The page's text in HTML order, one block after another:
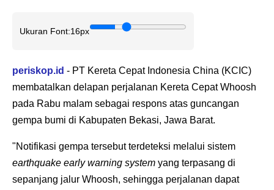
Ukuran Font:16px
periskop.id - PT Kereta Cepat Indonesia China (KCIC)
membatalkan delapan perjalanan Kereta Cepat Whoosh
pada Rabu malam sebagai respons atas guncangan
gempa bumi di Kabupaten Bekasi, Jawa Barat.
"Notifikasi gempa tersebut terdeteksi melalui sistem
earthquake early warning system yang terpasang di
sepanjang jalur Whoosh, sehingga perjalanan dapat